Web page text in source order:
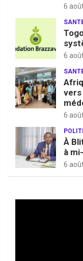
6
6
6
À
à
6